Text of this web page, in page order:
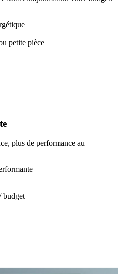
petite pièce
plus de performance au
budget